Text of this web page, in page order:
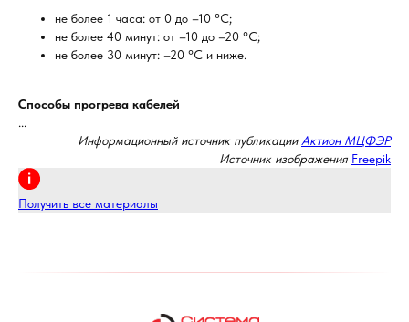
не более 1 часа: от 0 до –10 °С;
не более 40 минут: от –10 до –20 °С;
не более 30 минут: –20 °С и ниже.
Способы прогрева кабелей
...
Информационный источник публикации Актион МЦФЭР
Источник изображения Freepik
Получить все материалы